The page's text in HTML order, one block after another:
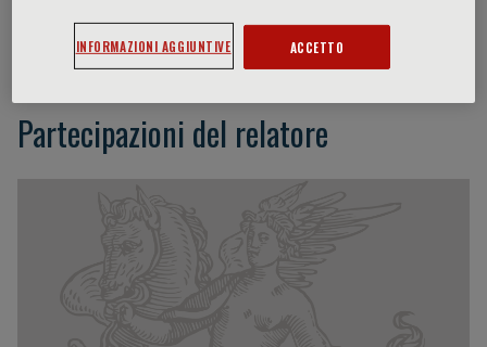
Daniela Prandstraller
Partecipazioni del relatore
INFORMAZIONI AGGIUNTIVE ACCETTO